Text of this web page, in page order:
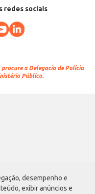
desempenho e
exibir anúncios e
redes sociais
procure a Delegacia de Polícia
Público.
Maria, São Paulo - SP | CEP
0001-09